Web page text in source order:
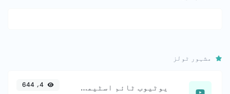
مشہور ٹولز
یوٹیوب ٹائم اسٹیمپ لنک جنریٹر